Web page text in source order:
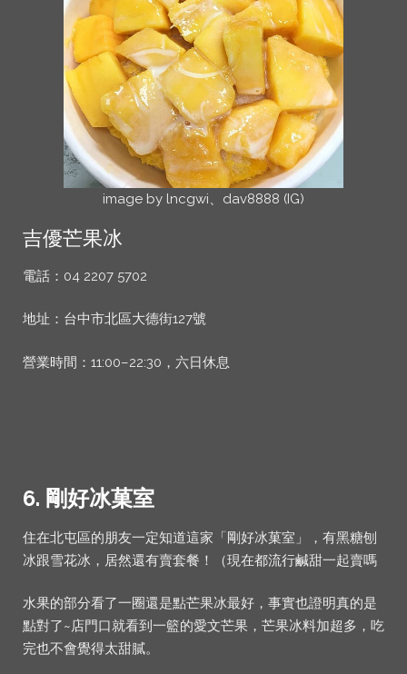
image by lncgwi、dav8888 (IG)
吉優芒果冰
電話：04 2207 5702
地址：台中市北區大德街127號
營業時間：11:00–22:30，六日休息
6. 剛好冰菓室
住在北屯區的朋友一定知道這家「剛好冰菓室」，有黑糖刨
冰跟雪花冰，居然還有賣套餐！（現在都流行鹹甜一起賣嗎
水果的部分看了一圈還是點芒果冰最好，事實也證明真的是
點對了~店門口就看到一籃的愛文芒果，芒果冰料加超多，吃
完也不會覺得太甜膩。